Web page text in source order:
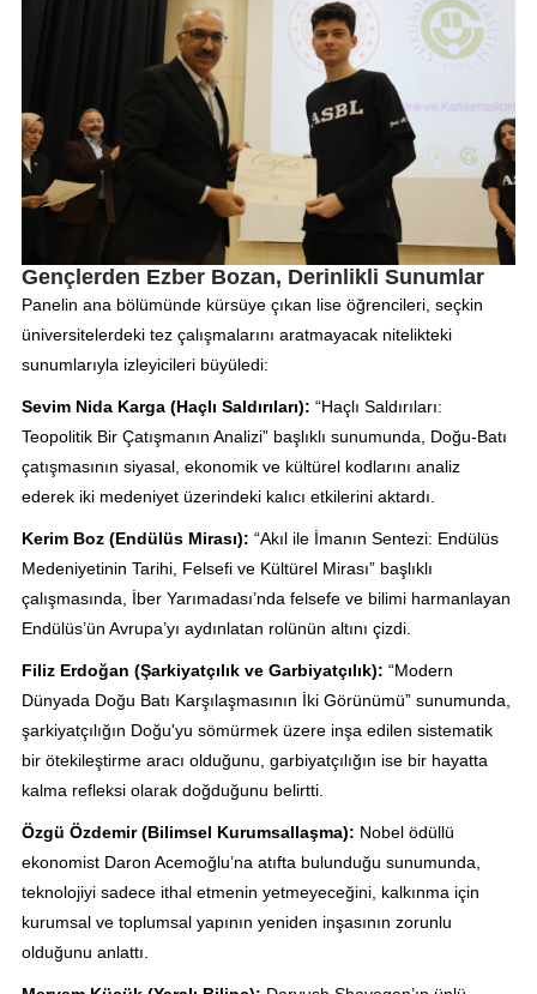
Gençlerden Ezber Bozan, Derinlikli Sunumlar
Panelin ana bölümünde kürsüye çıkan lise öğrencileri, seçkin
üniversitelerdeki tez çalışmalarını aratmayacak nitelikteki
sunumlarıyla izleyicileri büyüledi:
Sevim Nida Karga (Haçlı Saldırıları): “Haçlı Saldırıları:
Teopolitik Bir Çatışmanın Analizi” başlıklı sunumunda, Doğu-Batı
çatışmasının siyasal, ekonomik ve kültürel kodlarını analiz
ederek iki medeniyet üzerindeki kalıcı etkilerini aktardı.
Kerim Boz (Endülüs Mirası): “Akıl ile İmanın Sentezi: Endülüs
Medeniyetinin Tarihi, Felsefi ve Kültürel Mirası” başlıklı
çalışmasında, İber Yarımadası’nda felsefe ve bilimi harmanlayan
Endülüs’ün Avrupa’yı aydınlatan rolünün altını çizdi.
Filiz Erdoğan (Şarkiyatçılık ve Garbiyatçılık): “Modern
Dünyada Doğu Batı Karşılaşmasının İki Görünümü” sunumunda,
şarkiyatçılığın Doğu'yu sömürmek üzere inşa edilen sistematik
bir ötekileştirme aracı olduğunu, garbiyatçılığın ise bir hayatta
kalma refleksi olarak doğduğunu belirtti.
Özgü Özdemir (Bilimsel Kurumsallaşma): Nobel ödüllü
ekonomist Daron Acemoğlu’na atıfta bulunduğu sunumunda,
teknolojiyi sadece ithal etmenin yetmeyeceğini, kalkınma için
kurumsal ve toplumsal yapının yeniden inşasının zorunlu
olduğunu anlattı.